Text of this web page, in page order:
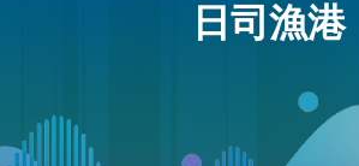
日司漁港